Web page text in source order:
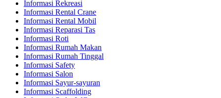
Informasi Rekreasi
Informasi Rental Crane
Informasi Rental Mobil
Informasi Reparasi Tas
Informasi Roti
Informasi Rumah Makan
Informasi Rumah Tinggal
Informasi Safety
Informasi Salon
Informasi Sayur-sayuran
Informasi Scaffolding